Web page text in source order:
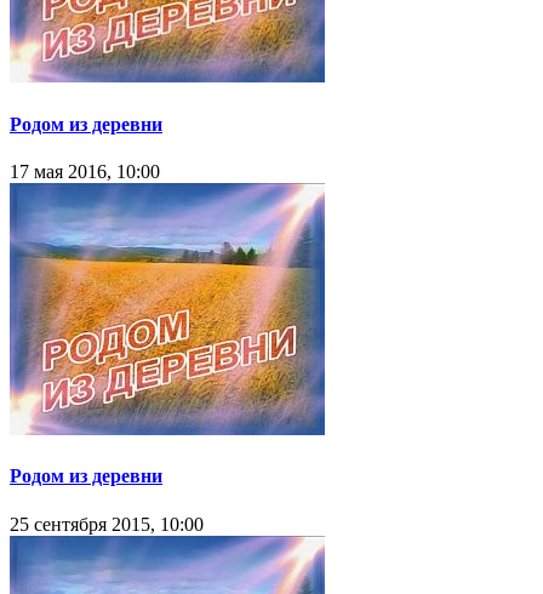
Родом из деревни
17 мая 2016, 10:00
Родом из деревни
25 сентября 2015, 10:00